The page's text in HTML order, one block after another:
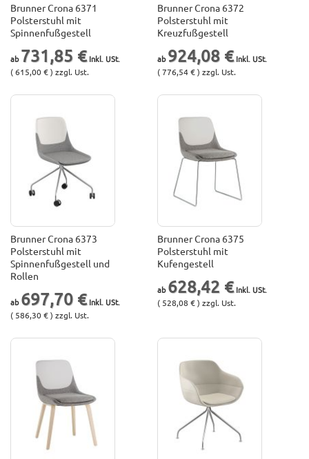
Brunner Crona 6371
Polsterstuhl mit
Spinnenfußgestell
731,85 €
( 615,00 € ) zzgl. Ust.
Brunner Crona 6372
Polsterstuhl mit
Kreuzfußgestell
924,08 €
( 776,54 € ) zzgl. Ust.
Brunner Crona 6373
Polsterstuhl mit
Spinnenfußgestell und
Rollen
697,70 €
( 586,30 € ) zzgl. Ust.
Brunner Crona 6375
Polsterstuhl mit
Kufengestell
628,42 €
( 528,08 € ) zzgl. Ust.